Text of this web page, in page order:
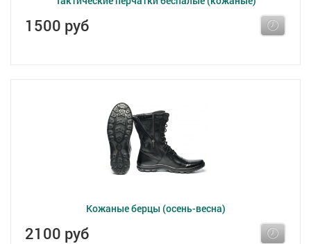
1500 руб
Кожаные берцы (осень-весна)
2100 руб